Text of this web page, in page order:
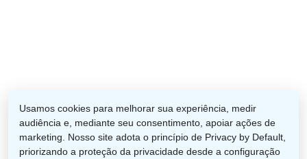
Usamos cookies para melhorar sua experiência, medir
audiência e, mediante seu consentimento, apoiar ações de
marketing. Nosso site adota o princípio de Privacy by Default,
priorizando a proteção da privacidade desde a configuração